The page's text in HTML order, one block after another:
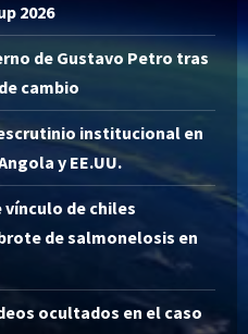
2026
de Gustavo Petro tras
cambio
institucional en
y EE.UU.
de chiles
de salmonelosis en
ocultados en el caso